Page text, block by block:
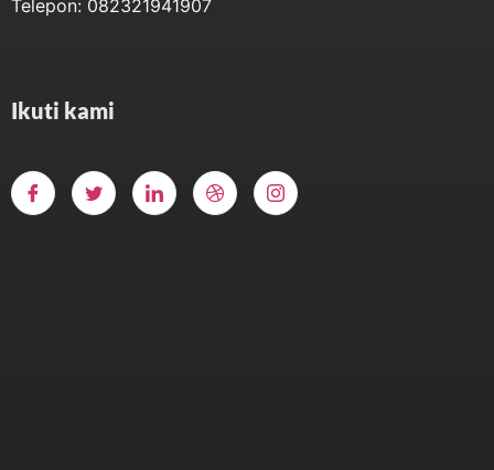
Telepon: 082321941907
Ikuti kami